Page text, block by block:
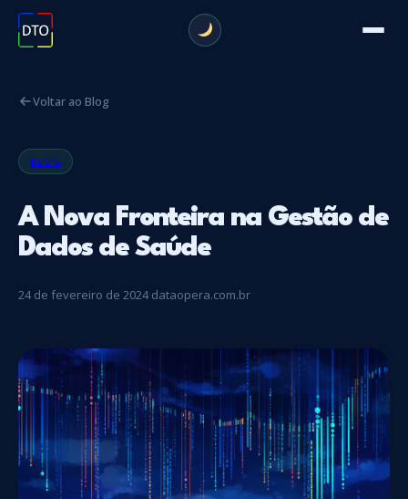
Voltar ao Blog
BLOG
A Nova Fronteira na Gestão de
Dados de Saúde
24 de fevereiro de 2024·dataopera.com.br